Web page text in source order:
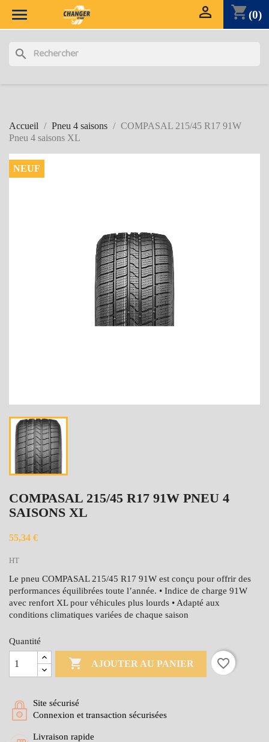
 shopping_cart(0)

search
Accueil Pneu 4 saisons
COMPASAL 215/45 R17 91W
Pneu 4 saisons XL
NEUF
COMPASAL 215/45 R17 91W PNEU 4
SAISONS XL
55,34 €
HT
Le pneu COMPASAL 215/45 R17 91W est conçu pour offrir des
performances équilibrées toute l’année. • Indice de charge 91W
avec renfort XL pour véhicules plus lourds • Adapté aux
conditions climatiques variées de chaque saison
Quantité
 AJOUTER AU PANIER favorite_border
Site sécurisé
Connexion et transaction sécurisées
Livraison rapide